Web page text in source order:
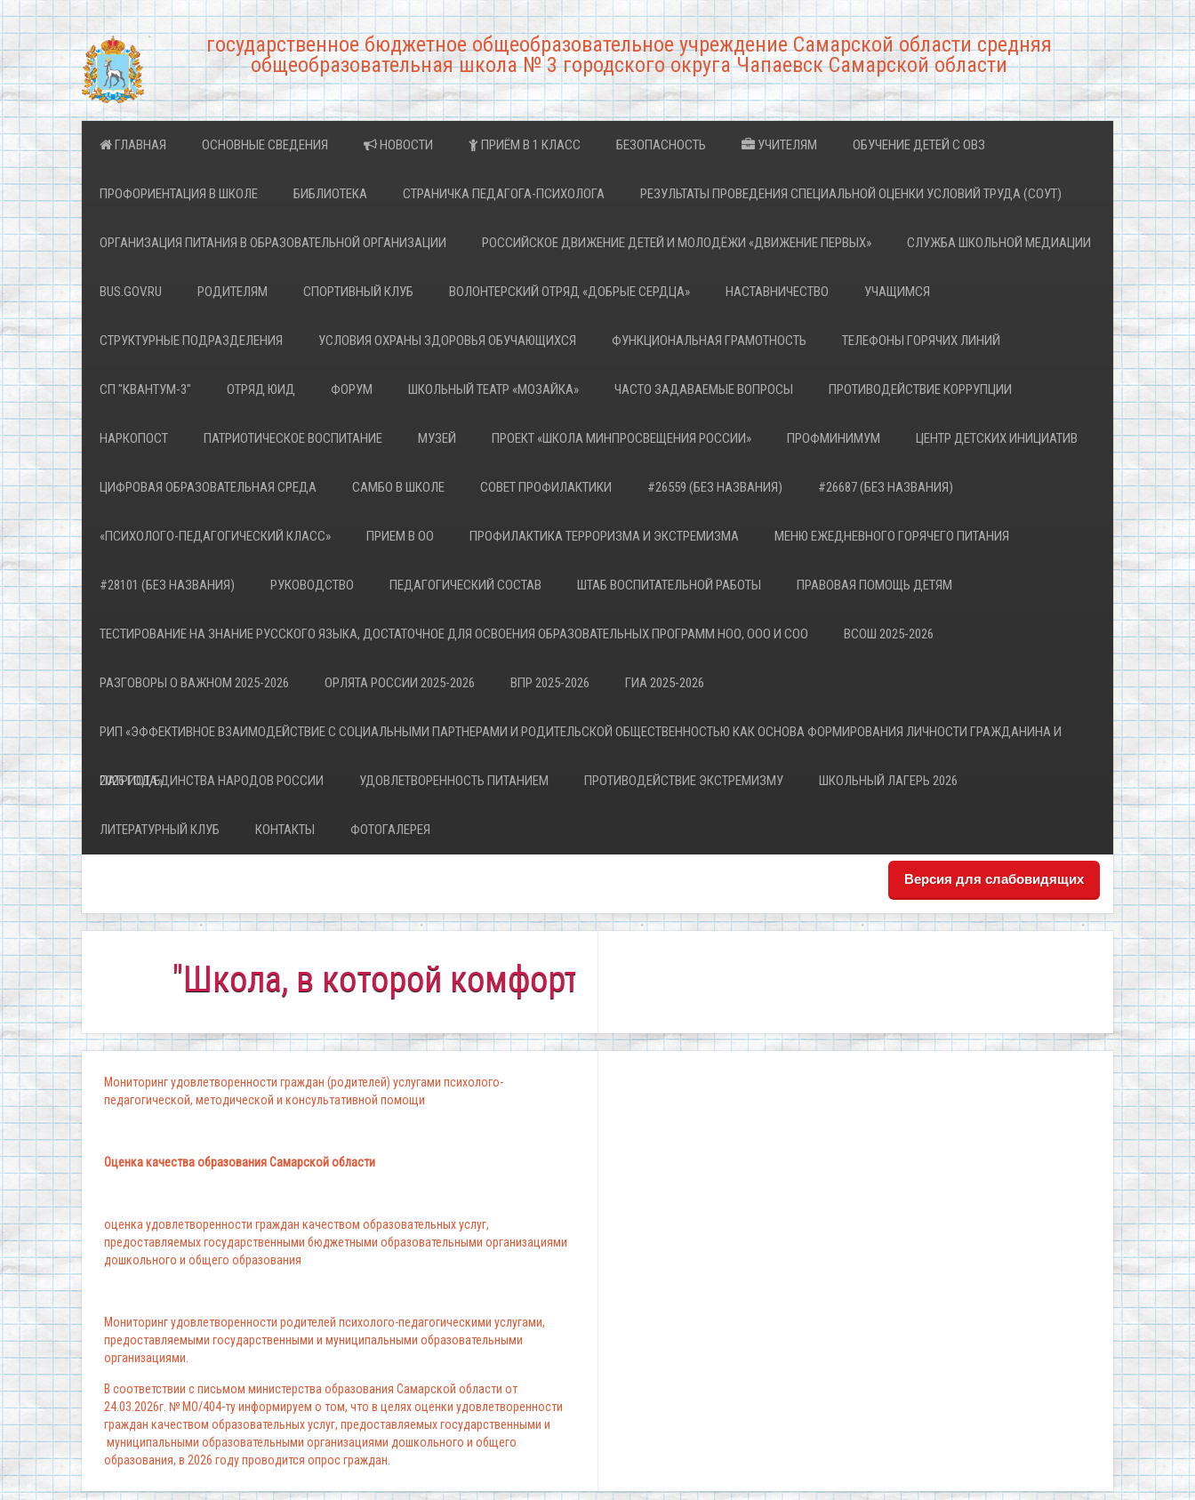
государственное бюджетное общеобразовательное учреждение Самарской области средняя
общеобразовательная школа № 3 городского округа Чапаевск Самарской области
ГЛАВНАЯ ОСНОВНЫЕ СВЕДЕНИЯ НОВОСТИ ПРИЁМ В 1 КЛАСС БЕЗОПАСНОСТЬ УЧИТЕЛЯМ ОБУЧЕНИЕ ДЕТЕЙ С ОВЗ
ПРОФОРИЕНТАЦИЯ В ШКОЛЕ БИБЛИОТЕКА СТРАНИЧКА ПЕДАГОГА-ПСИХОЛОГА РЕЗУЛЬТАТЫ ПРОВЕДЕНИЯ СПЕЦИАЛЬНОЙ ОЦЕНКИ УСЛОВИЙ ТРУДА (СОУТ)
ОРГАНИЗАЦИЯ ПИТАНИЯ В ОБРАЗОВАТЕЛЬНОЙ ОРГАНИЗАЦИИ РОССИЙСКОЕ ДВИЖЕНИЕ ДЕТЕЙ И МОЛОДЁЖИ «ДВИЖЕНИЕ ПЕРВЫХ» СЛУЖБА ШКОЛЬНОЙ МЕДИАЦИИ
BUS.GOV.RU РОДИТЕЛЯМ СПОРТИВНЫЙ КЛУБ ВОЛОНТЕРСКИЙ ОТРЯД «ДОБРЫЕ СЕРДЦА» НАСТАВНИЧЕСТВО УЧАЩИМСЯ
СТРУКТУРНЫЕ ПОДРАЗДЕЛЕНИЯ УСЛОВИЯ ОХРАНЫ ЗДОРОВЬЯ ОБУЧАЮЩИХСЯ ФУНКЦИОНАЛЬНАЯ ГРАМОТНОСТЬ ТЕЛЕФОНЫ ГОРЯЧИХ ЛИНИЙ
СП "КВАНТУМ-3" ОТРЯД ЮИД ФОРУМ ШКОЛЬНЫЙ ТЕАТР «МОЗАЙКА» ЧАСТО ЗАДАВАЕМЫЕ ВОПРОСЫ ПРОТИВОДЕЙСТВИЕ КОРРУПЦИИ
НАРКОПОСТ ПАТРИОТИЧЕСКОЕ ВОСПИТАНИЕ МУЗЕЙ ПРОЕКТ «ШКОЛА МИНПРОСВЕЩЕНИЯ РОССИИ» ПРОФМИНИМУМ ЦЕНТР ДЕТСКИХ ИНИЦИАТИВ
ЦИФРОВАЯ ОБРАЗОВАТЕЛЬНАЯ СРЕДА САМБО В ШКОЛЕ СОВЕТ ПРОФИЛАКТИКИ #26559 (БЕЗ НАЗВАНИЯ) #26687 (БЕЗ НАЗВАНИЯ)
«ПСИХОЛОГО-ПЕДАГОГИЧЕСКИЙ КЛАСС» ПРИЕМ В ОО ПРОФИЛАКТИКА ТЕРРОРИЗМА И ЭКСТРЕМИЗМА МЕНЮ ЕЖЕДНЕВНОГО ГОРЯЧЕГО ПИТАНИЯ
#28101 (БЕЗ НАЗВАНИЯ) РУКОВОДСТВО ПЕДАГОГИЧЕСКИЙ СОСТАВ ШТАБ ВОСПИТАТЕЛЬНОЙ РАБОТЫ ПРАВОВАЯ ПОМОЩЬ ДЕТЯМ
ТЕСТИРОВАНИЕ НА ЗНАНИЕ РУССКОГО ЯЗЫКА, ДОСТАТОЧНОЕ ДЛЯ ОСВОЕНИЯ ОБРАЗОВАТЕЛЬНЫХ ПРОГРАММ НОО, ООО И СОО ВСОШ 2025-2026
РАЗГОВОРЫ О ВАЖНОМ 2025-2026 ОРЛЯТА РОССИИ 2025-2026 ВПР 2025-2026 ГИА 2025-2026
РИП «ЭФФЕКТИВНОЕ ВЗАИМОДЕЙСТВИЕ С СОЦИАЛЬНЫМИ ПАРТНЕРАМИ И РОДИТЕЛЬСКОЙ ОБЩЕСТВЕННОСТЬЮ КАК ОСНОВА ФОРМИРОВАНИЯ ЛИЧНОСТИ ГРАЖДАНИНА И
ПАТРИОТА»
2026 ГОД ЕДИНСТВА НАРОДОВ РОССИИ УДОВЛЕТВОРЕННОСТЬ ПИТАНИЕМ ПРОТИВОДЕЙСТВИЕ ЭКСТРЕМИЗМУ ШКОЛЬНЫЙ ЛАГЕРЬ 2026
ЛИТЕРАТУРНЫЙ КЛУБ КОНТАКТЫ ФОТОГАЛЕРЕЯ
Версия для слабовидящих
"Школа, в которой комфортно всем!"
Мониторинг удовлетворенности граждан (родителей) услугами психолого-
педагогической, методической и консультативной помощи
Оценка качества образования Самарской области
оценка удовлетворенности граждан качеством образовательных услуг,
предоставляемых государственными бюджетными образовательными организациями
дошкольного и общего образования
Мониторинг удовлетворенности родителей психолого-педагогическими услугами,
предоставляемыми государственными и муниципальными образовательными
организациями.
В соответствии с письмом министерства образования Самарской области от
24.03.2026г. № МО/404-ту информируем о том, что в целях оценки удовлетворенности
граждан качеством образовательных услуг, предоставляемых государственными и
муниципальными образовательными организациями дошкольного и общего
образования, в 2026 году проводится опрос граждан.